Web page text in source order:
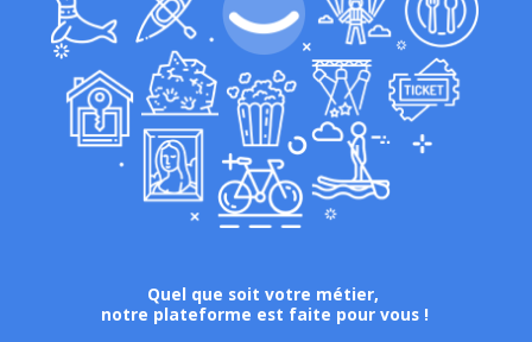
Quel que soit votre métier,
notre plateforme est faite pour vous !